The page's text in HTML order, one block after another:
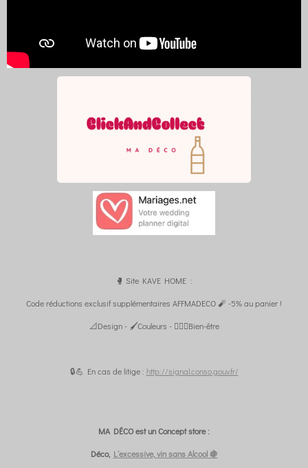
🥊 Site KAVE HOME :
Code réductions exclusif supplémentaires AFFMADECO 🧨 -5% au panier !
📐Design - 🖌️Couleurs - 🧘🏼‍♀️Bien-être
🔒💪 En cas de litige : http://signal.conso.gouv.fr/
MA DÉCO est un Concept store :
Déco, L’excessive, vin sans Alcool 🍇